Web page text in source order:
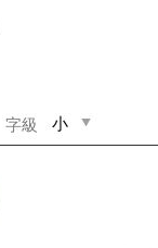
字級 小